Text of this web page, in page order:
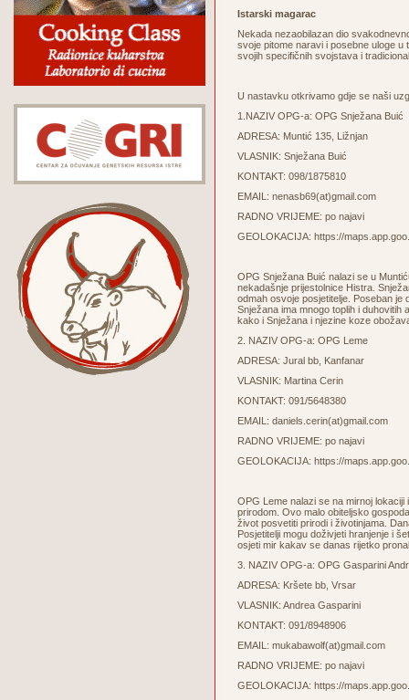
Istarski magarac
Nekada nezaobilazan dio
svoje pitome naravi i posebne uloge
svojih specifičnih svojstava i
U nastavku otkrivamo gdje se naši
1.NAZIV OPG-a: OPG Snježana Buić
ADRESA: Muntić 135, Ližnjan
VLASNIK: Snježana Buić
KONTAKT: 098/1875810
EMAIL: nenasb69(at)gmail.com
RADNO VRIJEME: po najavi
GEOLOKACIJA: https://
OPG Snježana Buić nalazi se u
nekadašnje prijestolnice Histra.
odmah osvoje posjetitelje. Poseban
Snježana ima mnogo toplih i
kako i Snježana i njezine koze
2. NAZIV OPG-a: OPG Leme
ADRESA: Jural bb, Kanfanar
VLASNIK: Martina Cerin
KONTAKT: 091/5648380
EMAIL: daniels.cerin(at)gmail.com
RADNO VRIJEME: po najavi
GEOLOKACIJA: https://
OPG Leme nalazi se na mirnoj
prirodom. Ovo malo obiteljsko
život posvetiti prirodi i životinjama.
Posjetitelji mogu doživjeti hranjenje i
osjeti mir kakav se danas rijetko
3. NAZIV OPG-a: OPG Gasparini
ADRESA: Kršete bb, Vrsar
VLASNIK: Andrea Gasparini
KONTAKT: 091/8948906
EMAIL: mukabawolf(at)gmail.com
RADNO VRIJEME: po najavi
GEOLOKACIJA: https://